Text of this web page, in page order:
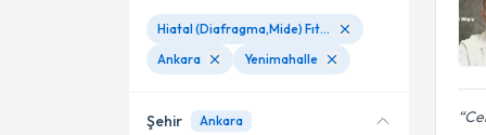
Hiatal (Diafragma,Mide) Fıtığı
Ankara
Yenimahalle
Şehir Ankara